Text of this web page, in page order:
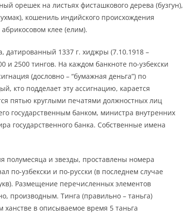
орешек на листьях фисташкового дерева (бузгун),
кошениль индийского происхождения
клее (елим).
датированный 1337 г. хиджры (7.10.1918 –
и 2500 тингов. На каждом банкноте по-узбекски
(дословно – “бумажная деньга”) по
кто подделает эту ассигнацию, карается
пятью круглыми печатями должностных лиц
государственным банком, министра внутренних
государственного банка. Собственные имена
полумесяца и звезды, проставлены номера
по-узбекски и по-русски (в последнем случае
Размещение перечисленных элементов
производным. Тинга (правильно – таньга)
в описываемое время 5 таньга